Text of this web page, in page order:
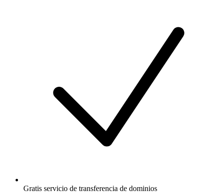
Gratis servicio de transferencia de dominios